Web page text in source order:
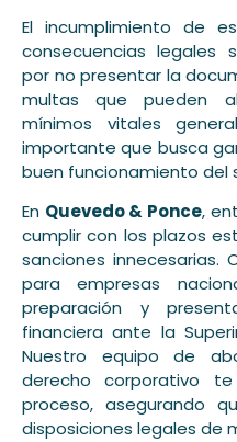
El incumplimiento de
consecuencias legales
por no presentar la
multas que pueden
mínimos vitales
importante que busca
buen funcionamiento del
En Quevedo & Ponce,
cumplir con los plazos
sanciones innecesarias.
para empresas
preparación y
financiera ante la
Nuestro equipo de
derecho corporativo
proceso, asegurando
disposiciones legales de